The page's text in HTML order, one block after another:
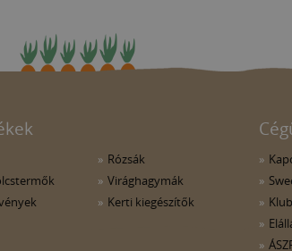
Rózsák
Virághagymák
Kerti kiegészítők